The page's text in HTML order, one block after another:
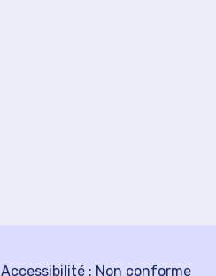
Accessibilité : Non conforme